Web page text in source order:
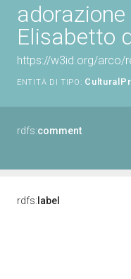
Elisabetto
https://w3id.org/arco/
ENTITÀ DI TIPO:
rdfs:comment
rdfs: label